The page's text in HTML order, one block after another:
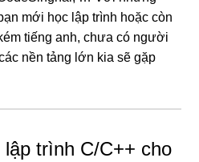
mới học lập trình hoặc còn
tiếng anh, chưa có người
nền tảng lớn kia sẽ gặp
trình C/C++ cho